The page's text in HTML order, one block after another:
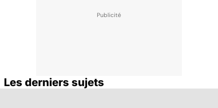
Les derniers sujets